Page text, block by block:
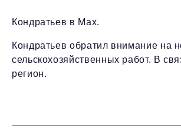
Кондратьев в Max.
Кондратьев обратил внимание на
сельскохозяйственных работ. В
регион.